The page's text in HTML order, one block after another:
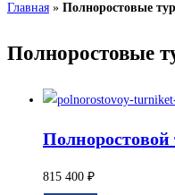
Главная » Полноростовые
Полноростовые
815 400 ₽